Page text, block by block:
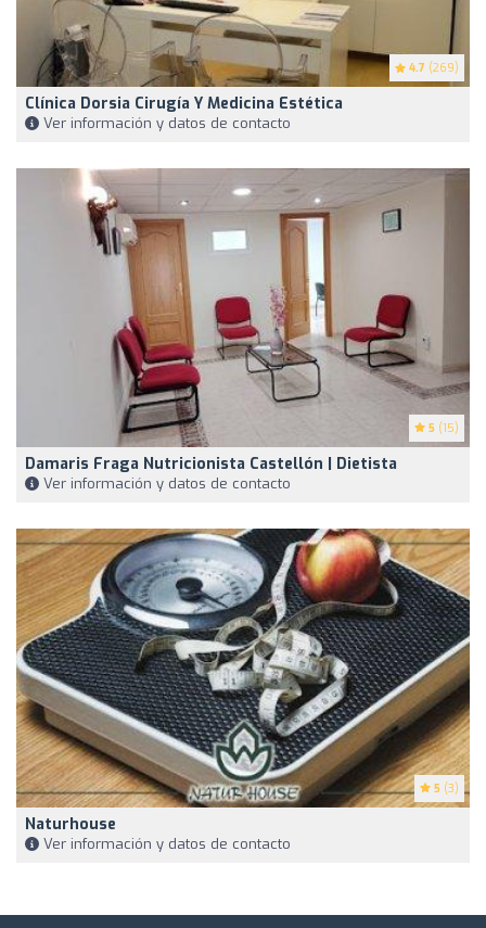
4.7 (269)
Clínica Dorsia Cirugía Y Medicina Estética
Ver información y datos de contacto
5 (15)
Damaris Fraga Nutricionista Castellón | Dietista
Ver información y datos de contacto
5 (3)
Naturhouse
Ver información y datos de contacto